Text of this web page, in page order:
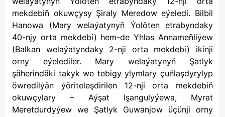
mekdebiň okuwçysy Şiraly Meredow eýeledi. Bilbil
Hanowa (Mary welaýatynyň Ýolöten etrabyndaky
40-njy orta mekdebi) hem-de Yhlas Annameňliýew
(Balkan welaýatyndaky 2-nji orta mekdebi) ikinji
orny eýelediler. Mary welaýatynyň Şatlyk
şäherindäki takyk we tebigy ylymlary çuňlaşdyrylyp
öwredilýän ýöriteleşdirilen 12-nji orta mekdebiň
okuwçylary – Aýşat Işangulyýewa, Myrat
Meretdurdyýew we Şatlyk Guwanjow üçünji orny